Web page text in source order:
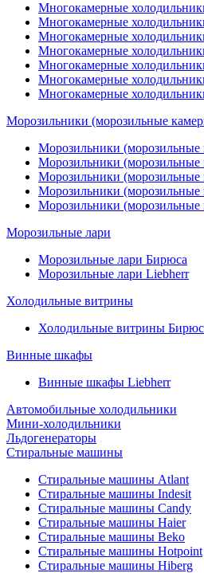
Многокамерные
Многокамерные
Многокамерные
Многокамерные
Многокамерные
Многокамерные
Многокамерные
Морозильники (морозильные
Морозильники
Морозильники
Морозильники (морозильные
Морозильники (морозильные
Морозильники (морозильные
Морозильные лари
Морозильные лари Бирюса
Морозильные лари Liebherr
Холодильные витрины
Холодильные витрины
Винные шкафы
Винные шкафы Liebherr
Автомобильные холодильники
Мини-холодильники
Льдогенераторы
Стиральные машины
Стиральные машины Atlant
Стиральные машины Indesit
Стиральные машины Candy
Стиральные машины Haier
Стиральные машины Beko
Стиральные машины Hotpoint
Стиральные машины Hiberg